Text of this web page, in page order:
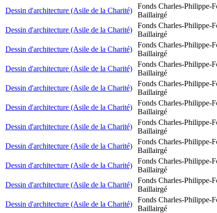
Dessin d'architecture (Asile de la Charité)
Fonds Charles-Philippe-
Baillairgé
Dessin d'architecture (Asile de la Charité)
Fonds Charles-Philippe-
Baillairgé
Dessin d'architecture (Asile de la Charité)
Fonds Charles-Philippe-
Baillairgé
Dessin d'architecture (Asile de la Charité)
Fonds Charles-Philippe-
Baillairgé
Dessin d'architecture (Asile de la Charité)
Fonds Charles-Philippe-
Baillairgé
Dessin d'architecture (Asile de la Charité)
Fonds Charles-Philippe-
Baillairgé
Dessin d'architecture (Asile de la Charité)
Fonds Charles-Philippe-
Baillairgé
Dessin d'architecture (Asile de la Charité)
Fonds Charles-Philippe-
Baillairgé
Dessin d'architecture (Asile de la Charité)
Fonds Charles-Philippe-
Baillairgé
Dessin d'architecture (Asile de la Charité)
Fonds Charles-Philippe-
Baillairgé
Dessin d'architecture (Asile de la Charité)
Fonds Charles-Philippe-
Baillairgé